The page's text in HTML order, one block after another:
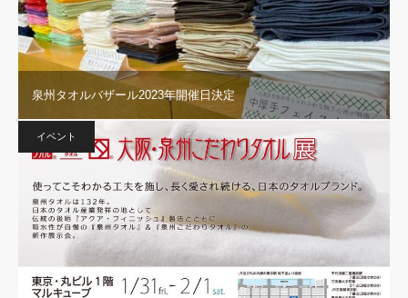
泉州タオルバザール2023年開催日決定
イベント